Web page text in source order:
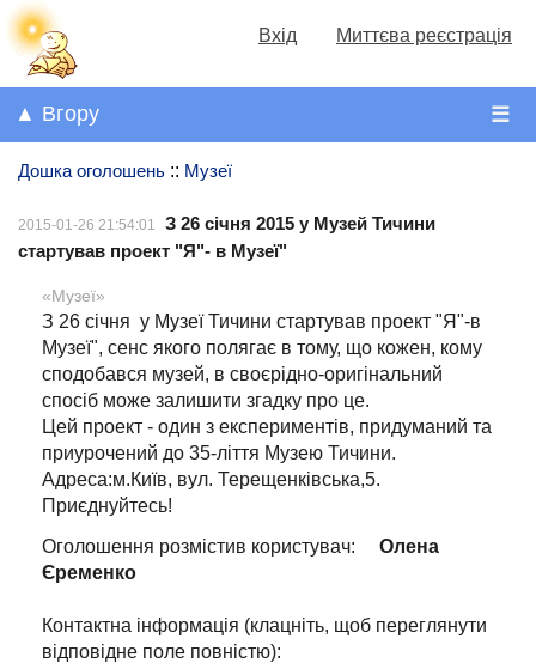
Вхід Миттєва реєстрація
☰
▲ Вгору
Дошка оголошень :: Музеї
2015-01-26 21:54:01
З 26 січня 2015 у Музей Тичини
стартував проект "Я"- в Музеї"
«Музеї»
З 26 січня у Музеї Тичини стартував проект "Я"-в
Музеї", сенс якого полягає в тому, що кожен, кому
сподобався музей, в своєрідно-оригінальний
спосіб може залишити згадку про це.
Цей проект - один з експериментів, придуманий та
приурочений до 35-ліття Музею Тичини.
Адреса:м.Київ, вул. Терещенківська,5.
Приєднуйтесь!
Оголошення розмістив користувач:
Олена
Єременко
Контактна інформація (клацніть, щоб переглянути
відповідне поле повністю):